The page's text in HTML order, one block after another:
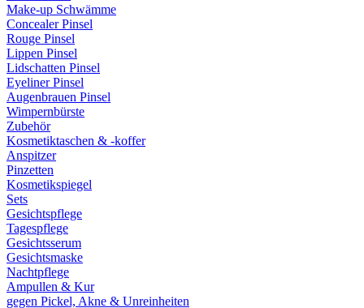
Make-up Schwämme
Concealer Pinsel
Rouge Pinsel
Lippen Pinsel
Lidschatten Pinsel
Eyeliner Pinsel
Augenbrauen Pinsel
Wimpernbürste
Zubehör
Kosmetiktaschen & -koffer
Anspitzer
Pinzetten
Kosmetikspiegel
Sets
Gesichtspflege
Tagespflege
Gesichtsserum
Gesichtsmaske
Nachtpflege
Ampullen & Kur
gegen Pickel, Akne & Unreinheiten